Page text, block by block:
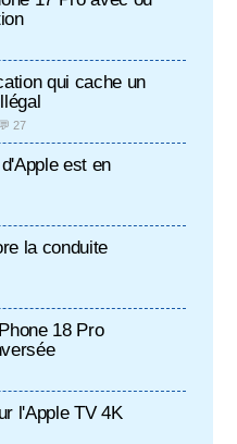
qui cache un
💬 27
est en
la conduite
18 Pro
l'Apple TV 4K